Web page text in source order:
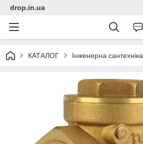
drop.in.ua
КАТАЛОГ Інженерна сантехніка